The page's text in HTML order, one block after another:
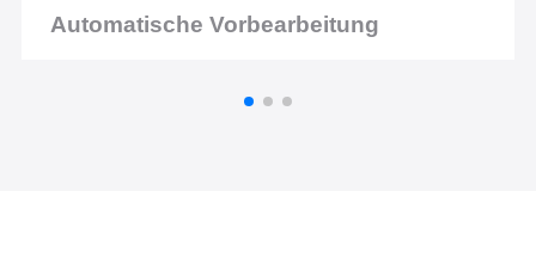
Automatische Vorbearbeitung